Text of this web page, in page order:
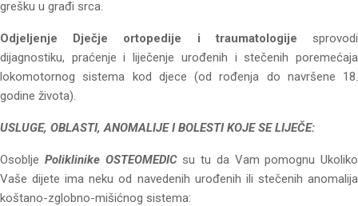
grešku u građi srca.
Odjeljenje Dječje ortopedije i traumatologije sprovodi
dijagnostiku, praćenje i liječenje urođenih i stečenih poremećaja
lokomotornog sistema kod djece (od rođenja do navršene 18.
godine života).
USLUGE, OBLASTI, ANOMALIJE I BOLESTI KOJE SE LIJEČE:
Osoblje Poliklinike OSTEOMEDICsu tu da Vam pomognu Ukoliko
Vaše dijete ima neku od navedenih urođenih ili stečenih anomalija
koštano-zglobno-mišićnog sistema: